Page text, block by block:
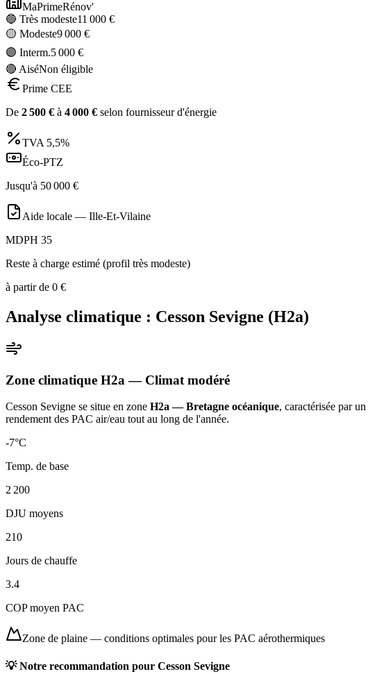
MaPrimeRénov'
🔵 Très modeste11 000 €
🟡 Modeste9 000 €
🟣 Interm.5 000 €
🔴 AiséNon éligible
Prime CEE
De 2 500 € à 4 000 € selon fournisseur d'énergie
TVA 5,5%
Éco-PTZ
Jusqu'à 50 000 €
Aide locale — Ille-Et-Vilaine
MDPH 35
Reste à charge estimé (profil très modeste)
à partir de 0 €
Analyse climatique : Cesson Sevigne (H2a)
Zone climatique H2a — Climat modéré
Cesson Sevigne se situe en zone H2a — Bretagne océanique, caractérisée par un
rendement des PAC air/eau tout au long de l'année.
-7°C
Temp. de base
2 200
DJU moyens
210
Jours de chauffe
3.4
COP moyen PAC
Zone de plaine — conditions optimales pour les PAC aérothermiques
💡 Notre recommandation pour Cesson Sevigne